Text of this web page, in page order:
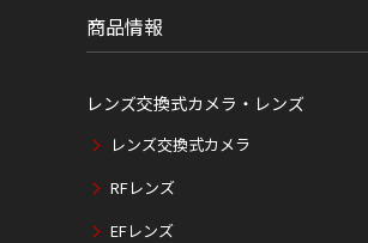
商品情報
レンズ交換式カメラ・レンズ
レンズ交換式カメラ
RFレンズ
EFレンズ